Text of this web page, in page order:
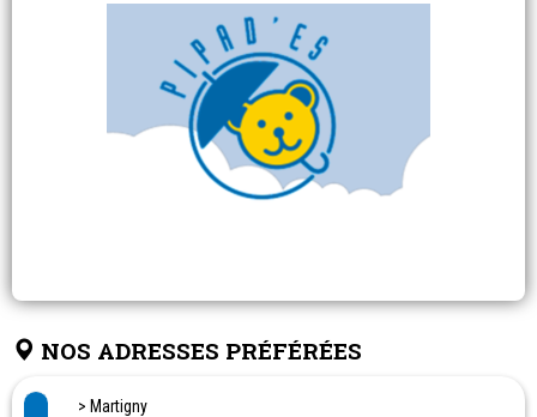
NOS ADRESSES PRÉFÉRÉES
> Martigny